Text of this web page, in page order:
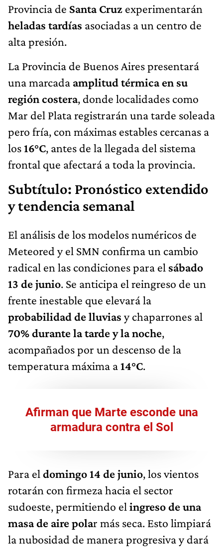
Provincia de Santa Cruz experimentarán
heladas tardías asociadas a un centro de
alta presión.
La Provincia de Buenos Aires presentará
una marcada amplitud térmica en su
región costera, donde localidades como
Mar del Plata registrarán una tarde soleada
pero fría, con máximas estables cercanas a
los16°C, antes de la llegada del sistema
frontal que afectará a toda la provincia.
Subtítulo: Pronóstico extendido
y tendencia semanal
El análisis de los modelos numéricos de
Meteored y el SMN confirma un cambio
radical en las condiciones para el sábado
13 de junio. Se anticipa el reingreso de un
frente inestable que elevará la
probabilidad de lluvias y chaparrones al
70% durante la tarde y la noche,
acompañados por un descenso de la
temperatura máxima a14°C.
Afirman que Marte esconde una
armadura contra el Sol
Para el domingo 14 de junio, los vientos
rotarán con firmeza hacia el sector
sudoeste, permitiendo el ingreso de una
masa de aire polar más seca. Esto limpiará
la nubosidad de manera progresiva y dará